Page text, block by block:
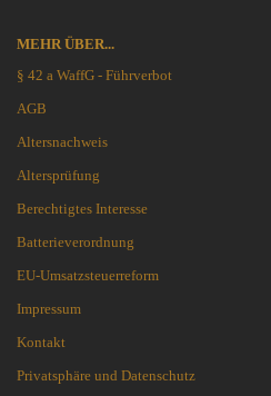
MEHR ÜBER...
§ 42 a WaffG - Führverbot
AGB
Altersnachweis
Altersprüfung
Berechtigtes Interesse
Batterieverordnung
EU-Umsatzsteuerreform
Impressum
Kontakt
Privatsphäre und Datenschutz